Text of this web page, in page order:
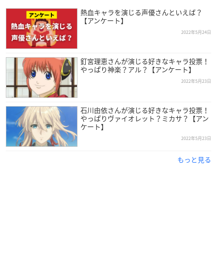
熱血キャラを演じる声優さんといえば？
【アンケート】
2022年5月24日
釘宮理恵さんが演じる好きなキャラ投票！
やっぱり神楽？アル？【アンケート】
2022年5月23日
石川由依さんが演じる好きなキャラ投票！
やっぱりヴァイオレット？ミカサ？【アン
ケート】
2022年5月23日
もっと見る